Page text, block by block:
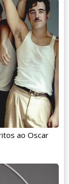
ao Oscar